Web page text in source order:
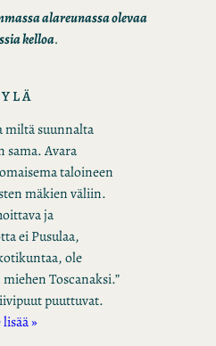
alareunassa olevaa
kelloa.
miltä suunnalta
sama. Avara
taloineen
mäkien väliin.
ja
ei Pusulaa,
ole
Toscanaksi.”
puuttuvat.
»